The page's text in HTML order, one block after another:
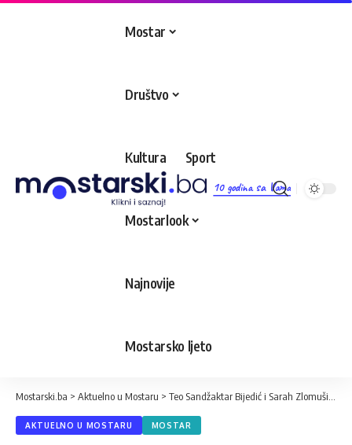
10 godina sa Vama
Mostar
Društvo
Kultura Sport
Mostarlook
Najnovije
Mostarsko ljeto
Mostarski.ba > Aktuelno u Mostaru > Teo Sandžaktar Bijedić i Sarah Zlomušica dobitnici nagrade “Toni Pehar”
AKTUELNO U MOSTARU MOSTAR